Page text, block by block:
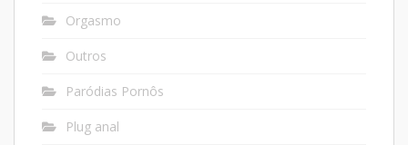
Orgasmo
Outros
Paródias Pornôs
Plug anal